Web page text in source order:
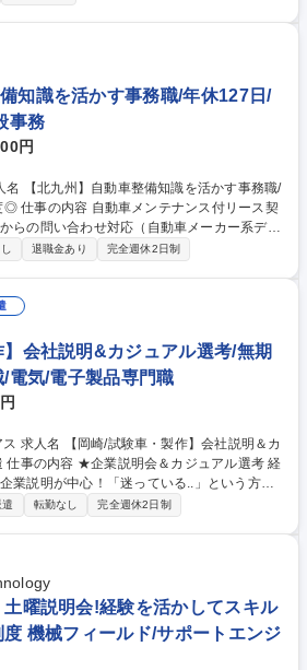
・車両不具合時の初期対応と原因究明 ・整
作成 ・運行担当ドライバーや外部業者との連
知識を活かす事務職/年休127日/
事務
円
ース契
らの問い合わせ対応（自動車メーカー系ディ
8割です） 修理内容の相談や修理見積書の内
ジです。 ※事前の職場見学も可能です。
集職種 【北九州】自動車
休127日/転勤無/研修制度◎
退職金あり 完全週休2日制
】会社説明&カジュアル選考/無期
電気/電子製品専門職
＆カ
業説明が中心！「迷っている..」という方も
はございます。 自動車メーカーに
転勤なし 完全週休2日制
土曜説明会!経験を活かしてスキル
機械フィールド/サポートエンジ